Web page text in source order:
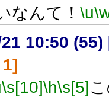
なんて！ \u
10:50 (55)
\s[10]\h\s[5]